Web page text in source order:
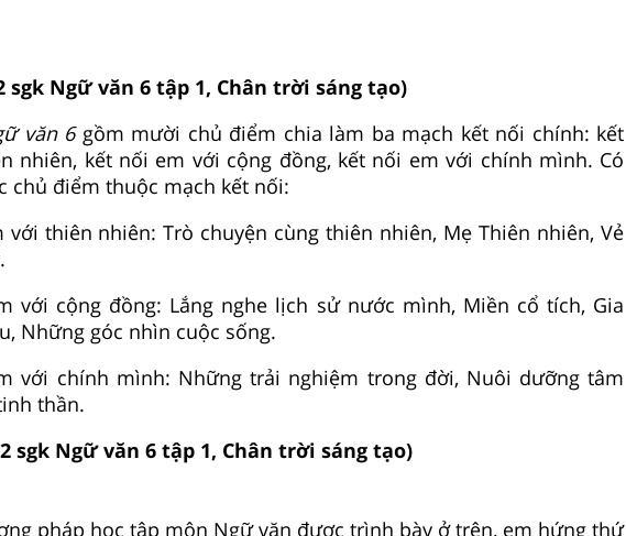
sgk Ngữ văn 6 tập 1, Chân trời sáng tạo)
văn 6gồm mười chủ điểm chia làm ba mạch kết nối chính: kết
nhiên, kết nối em với cộng đồng, kết nối em với chính mình. Có
chủ điểm thuộc mạch kết nối:
thiên nhiên: Trò chuyện cùng thiên nhiên, Mẹ Thiên nhiên, Vẻ
cộng đồng: Lắng nghe lịch sử nước mình, Miền cổ tích, Gia
Những góc nhìn cuộc sống.
chính mình: Những trải nghiệm trong đời, Nuôi dưỡng tâm
thần.
sgk Ngữ văn 6 tập 1, Chân trời sáng tạo)
pháp học tập môn Ngữ văn được trình bày ở trên, em hứng thứ